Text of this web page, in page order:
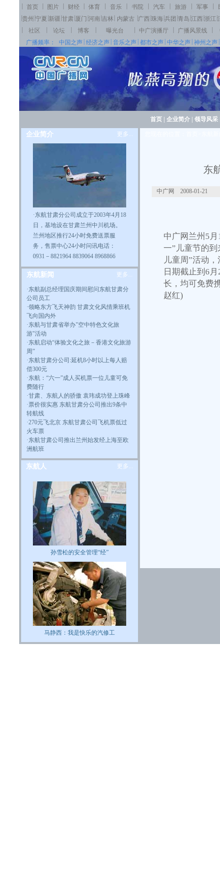
首页 图片 财经 体育 音乐 书院 汽车 旅游 军事
贵州 宁夏 新疆 甘肃 厦门 河南 吉林 内蒙古 广西 珠海 兵团 青岛 江西 浙江
社区 论坛 博客 曝光台 中广演播厅 广播风景线
广播频率：
中国之声 经济之声 音乐之声 都市之声 中华之声 神州之声
首页| 企业简介| 领导风采
企业简介 更多...
·东航甘肃分公司成立于2003年4月18
日，基地设在甘肃兰州中川机场。
兰州地区推行24小时免费送票服
务，售票中心24小时问讯电话：
0931－8821964 8839064 8968866
东航新闻 更多...
·东航副总经理国庆期间慰问东航甘肃分
公司员工
·领略东方飞天神韵 甘肃文化风情乘班机
飞向国内外
·东航与甘肃省举办"空中特色文化旅
游"活动
·东航启动“体验文化之旅－香港文化旅游
周”
·东航甘肃分公司:延机8小时以上每人赔
偿300元
·东航：“六一”成人买机票一位儿童可免
费随行
·甘肃、东航人的骄傲 袁玮成功登上珠峰
·票价很实惠 东航甘肃分公司推出9条中
转航线
·270元飞北京 东航甘肃公司飞机票低过
火车票
·东航甘肃公司推出兰州始发经上海至欧
洲航班
东航人 更多...
孙雪松的安全管理“经”
马静西：我是快乐的汽修工
东
中广网 2008-01-21
中广网兰州5
一”儿童节的
儿童周”活动
日期截止到6
长，均可免费
赵红)